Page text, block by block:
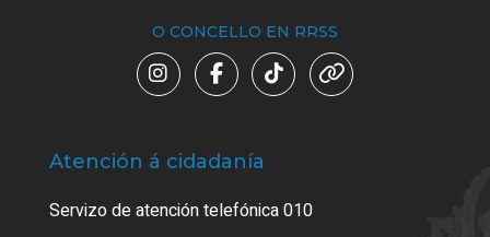
O CONCELLO EN RRSS
Atención á cidadanía
Servizo de atención telefónica 010